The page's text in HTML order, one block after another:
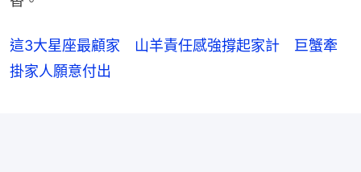
這3大星座最顧家 山羊責任感強撐起家計 巨蟹牽
掛家人願意付出